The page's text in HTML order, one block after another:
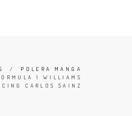
/ POLERA MANGA
1 WILLIAMS
CARLOS SAINZ